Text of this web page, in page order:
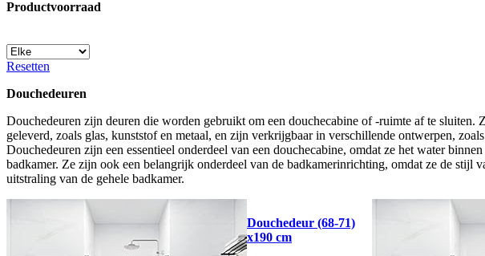
Productvoorraad
Resetten
Douchedeuren
Douchedeuren zijn deuren die worden gebruikt om een douchecabine of -ruimte af te sluiten.
geleverd, zoals glas, kunststof en metaal, en zijn verkrijgbaar in verschillende ontwerpen,
Douchedeuren zijn een essentieel onderdeel van een douchecabine, omdat ze het water
badkamer. Ze zijn ook een belangrijk onderdeel van de badkamerinrichting, omdat ze de stijl
uitstraling van de gehele badkamer.
Douchedeur (68-71)
x190 cm